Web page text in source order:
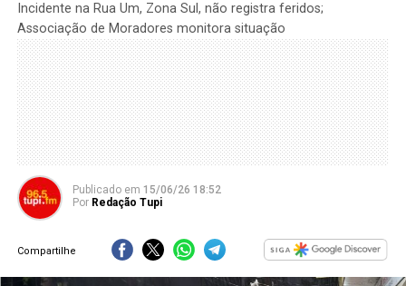
Incidente na Rua Um, Zona Sul, não registra feridos;
Associação de Moradores monitora situação
Publicado em 15/06/26 18:52
Por Redação Tupi
Compartilhe